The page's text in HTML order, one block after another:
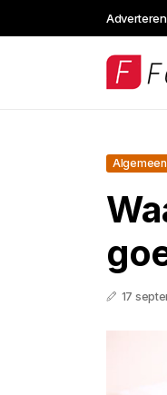
Adverteren
Algemeen
17